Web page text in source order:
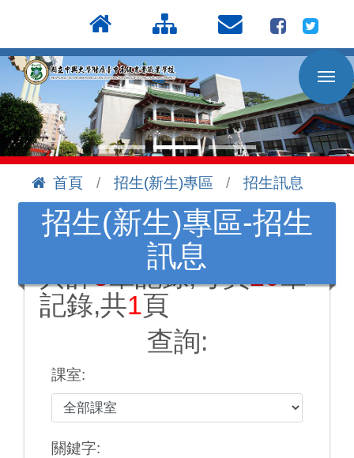
到
要
內
容
區
首頁 招生(新生)專區
招生訊息
招生(新生)專區-招生
訊息
共計3筆記錄,每頁20筆
記錄,共1頁
查詢:
課室:
關鍵字: